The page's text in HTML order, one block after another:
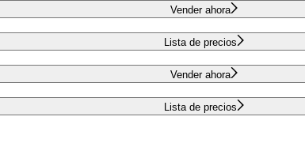
Vender ahora
Lista de precios
Vender ahora
Lista de precios